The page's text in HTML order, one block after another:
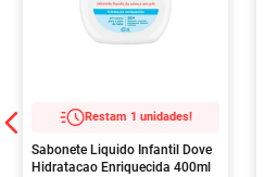
Restam 1 unidades!
Sabonete Liquido Infantil Dove
Hidratacao Enriquecida 400ml